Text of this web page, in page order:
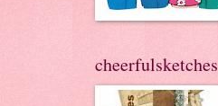
cheerfulsketches